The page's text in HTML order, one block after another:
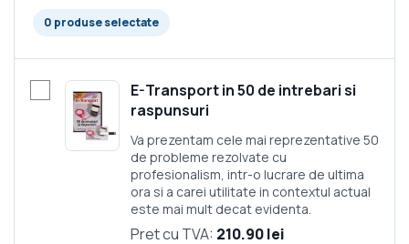
0 produse selectate
E-Transport in 50 de intrebari si
raspunsuri
Va prezentam cele mai reprezentative 50
de probleme rezolvate cu
profesionalism, intr-o lucrare de ultima
ora si a carei utilitate in contextul actual
este mai mult decat evidenta.
Pret cu TVA: 210.90 lei